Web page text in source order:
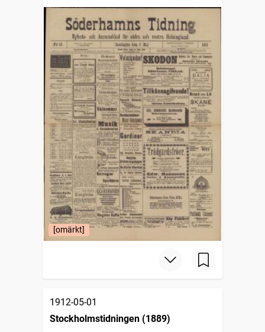
[omärkt]
1912-05-01
Stockholmstidningen (1889)